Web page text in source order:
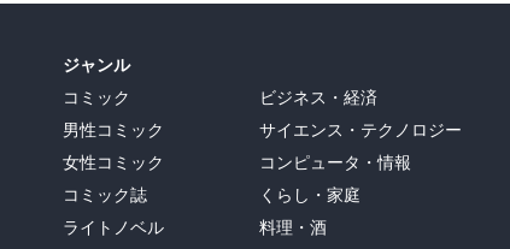
ジャンル
コミック
男性コミック
女性コミック
コミック誌
ライトノベル
ビジネス・経済
サイエンス・テクノロジー
コンピュータ・情報
くらし・家庭
料理・酒